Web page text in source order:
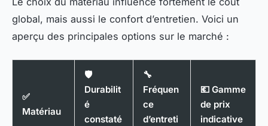
global, mais aussi le confort d’entretien. Voici un
aperçu des principales options sur le marché :
✅
Matériau
🛡️
Durabilit
é
constaté
🔧
Fréquen
ce
d’entreti
💶 Gamme
de prix
indicative